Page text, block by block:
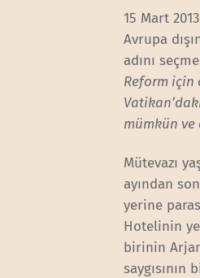
15 Mart
Avrupa
adını
Reform için
mümkün ve
Mütevazı
ayından
yerine
Hotelinin
birinin